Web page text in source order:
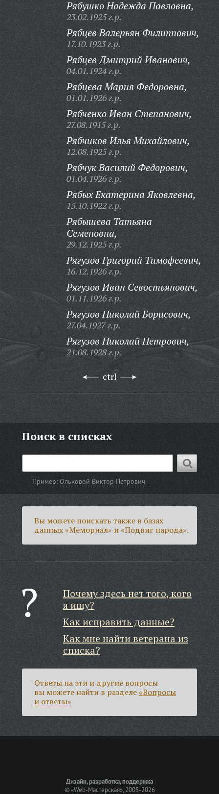
Рябушко Надежда Павловна,
23.02.1925 г.р.
Рябцев Валерьян Филиппович,
17.10.1923 г.р.
Рябцев Дмитрий Иванович,
04.01.1924 г.р.
Рябцева Мария Федоровна,
01.01.1926 г.р.
Рябченко Иван Степанович,
27.08.1915 г.р.
Рябчиков Илья Михайлович,
12.08.1925 г.р.
Рябчук Василий Федорович,
01.04.1926 г.р.
Рябых Екатерина Яковлевна,
15.10.1922 г.р.
Рябышева Татьяна
Семеновна,
29.12.1925 г.р.
Рягузов Григорий Тимофеевич,
16.12.1926 г.р.
Рягузов Иван Севостьянович,
01.11.1926 г.р.
Рягузов Николай Борисович,
27.04.1927 г.р.
Рягузов Николай Петрович,
21.08.1928 г.р.
ctrl
Поиск в списках
Пример:Ольховой Виктор Петрович
Вы можете поискать также в базах
данных «Мемориал» и «Подвиг народа».
Почему здесь нет того, кого
я ищу?
Как исправить данные?
Как мне найти ветерана из
списка?
Ответы на эти и другие вопросы
вы можете найти в разделе«Вопросы
и ответы»
Дизайн, разработка, поддержка
©«Web-Мастерская», 2005-2026